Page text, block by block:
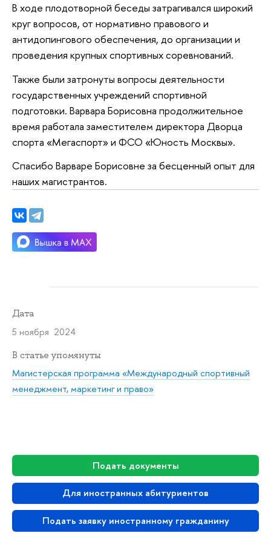
Подать документы
Для иностранных абитуриентов
Подать заявку иностранному гражданину
В ходе плодотворной беседы затрагивался широкий
круг вопросов, от нормативно правового и
антидопингового обеспечения, до организации и
проведения крупных спортивных соревнований.
Также были затронуты вопросы деятельности
государственных учреждений спортивной
подготовки. Варвара Борисовна продолжительное
время работала заместителем директора Дворца
спорта «Мегаспорт» и ФСО «Юность Москвы».
Спасибо Варваре Борисовне за бесценный опыт для
наших магистрантов.
Дата
5 ноября 2024
В статье упомянуты
Магистерская программа «Международный спортивный
менеджмент, маркетинг и право»